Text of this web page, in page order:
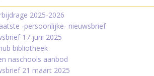
2025-2026
-persoonlijke- nieuwsbrief
17 juni 2025
bibliotheek
naschools aanbod
21 maart 2025